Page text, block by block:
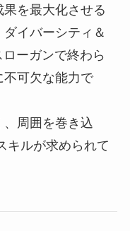
を最大化させる
イバーシティ＆
ーガンで終わら
可欠な能力で
周囲を巻き込
キルが求められて